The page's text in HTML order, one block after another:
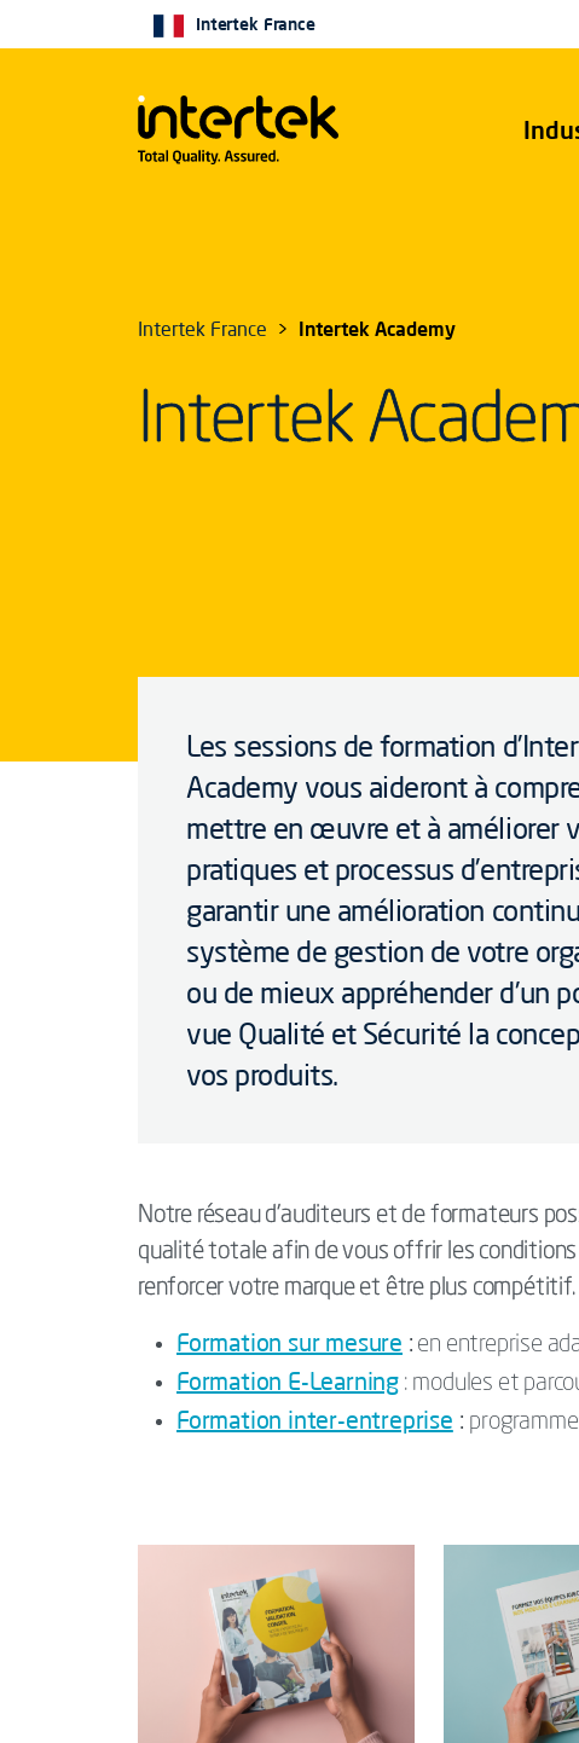
Intertek France
Intertek France Intertek Academy
Intertek
Les sessions de formation
Academy vous aideront à
mettre en œuvre et à améliorer
pratiques et processus
garantir une amélioration
système de gestion de votre
ou de mieux appréhender d’un
vue Qualité et Sécurité la
vos produits.
Notre réseau d’auditeurs et de formateurs
qualité totale afin de vous offrir les
renforcer votre marque et être plus compétitif.
Formation sur mesure : en entreprise
Formation E-Learning : modules et
Formation inter-entreprise :